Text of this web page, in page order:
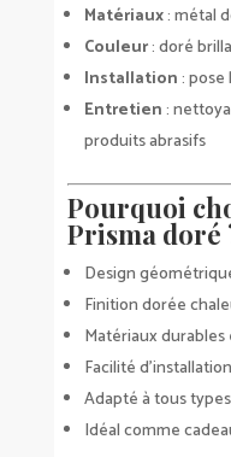
Matériaux: métal
Couleur: doré
Installation:
Entretien:
produits abrasifs
Pourquoi
Prisma doré
Design
Finition dorée
Matériaux
Facilité
Adapté à tous
Idéal comme